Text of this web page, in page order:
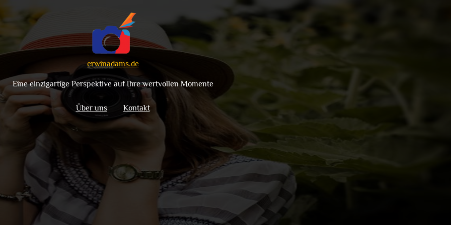
erwinadams.de
Eine einzigartige Perspektive auf Ihre wertvollen Momente
Über uns Kontakt